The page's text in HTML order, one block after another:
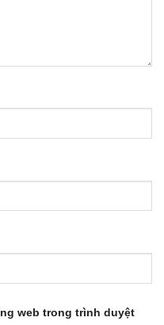
web trong trình duyệt